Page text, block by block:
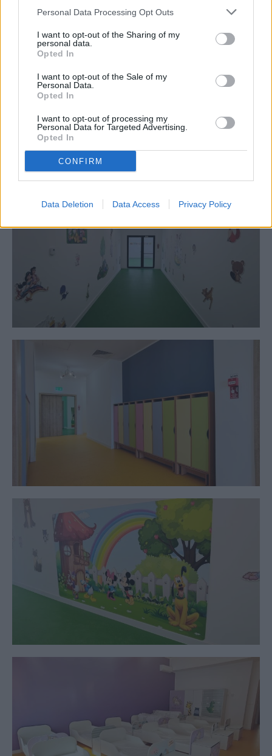
Personal Data Processing Opt Outs
I want to opt-out of the Sharing of my
personal data.
Opted In
I want to opt-out of the Sale of my
Personal Data.
Opted In
I want to opt-out of processing my
Personal Data for Targeted Advertising.
Opted In
CONFIRM
Data Deletion Data Access Privacy Policy